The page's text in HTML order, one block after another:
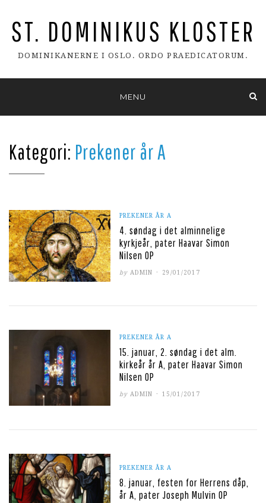
ST. DOMINIKUS KLOSTER
DOMINIKANERNE I OSLO. ORDO PRAEDICATORUM.
content
MENU
Kategori: Prekener år A
PREKENER ÅR A
4. søndag i det alminnelige
kyrkjeår, pater Haavar Simon
Nilsen OP
by ADMIN
POSTED
29/01/2017
PREKENER ÅR A
15. januar, 2. søndag i det alm.
kirkeår år A, pater Haavar Simon
Nilsen OP
by ADMIN
POSTED
15/01/2017
PREKENER ÅR A
8. januar, festen for Herrens dåp,
år A, pater Joseph Mulvin OP